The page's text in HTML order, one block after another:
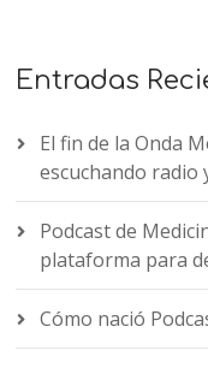
Entradas
El fin de la Onda
escuchando radio
Podcast de
plataforma para
Cómo nació